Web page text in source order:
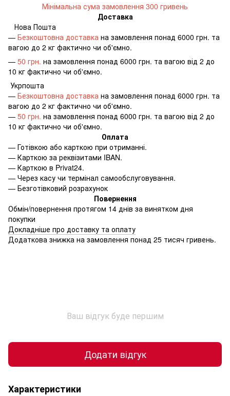
Мінімальна сума замовлення 300 гривень
Доставка
Нова Пошта
— Безкоштовна доставка на замовлення понад 6000 грн. та
вагою до 2 кг фактично чи об'ємно.
— 50 грн. на замовлення понад 6000 грн. та вагою від 2 до
10 кг фактично чи об'ємно.
Укрпошта
— Безкоштовна доставка на замовлення понад 6000 грн. та
вагою до 2 кг фактично чи об'ємно.
— 50 грн. на замовлення понад 6000 грн. та вагою від 2 до
10 кг фактично чи об'ємно.
Оплата
— Готівкою або карткою при отриманні.
— Карткою за реквізитами IBAN.
— Карткою в Privat24.
— Через касу чи термінал самообслуговування.
— Безготівковий розрахунок
Повернення
Обмін/повернення протягом 14 днів за винятком дня
покупки
Докладніше про доставку та оплату
Додаткова знижка на замовлення понад 25 тисяч гривень.
Ваш відгук буде першим
Додати відгук
Характеристики